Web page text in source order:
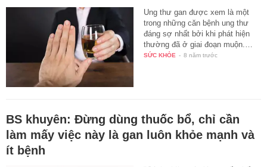
Ung thư gan được xem là một
trong những căn bệnh ung thư
đáng sợ nhất bởi khi phát hiện
thường đã ở giai đoạn muộn.…
SỨC KHỎE - 8 năm trước
BS khuyên: Đừng dùng thuốc bổ, chỉ cần
làm mấy việc này là gan luôn khỏe mạnh và
ít bệnh